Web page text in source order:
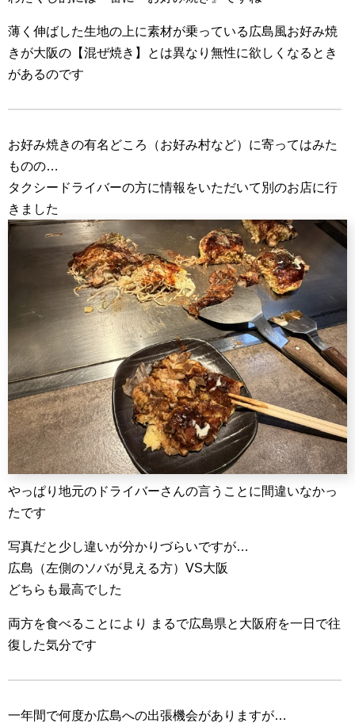
薄く伸ばした生地の上に素材が乗っている広島風お好み焼
きが大阪の【混ぜ焼き】とは異なり無性に欲しくなるとき
があるのです
お好み焼きの有名どころ（お好み村など）に寄ってはみた
ものの…
タクシードライバーの方に情報をいただいて別のお店に行
きました
やっぱり地元のドライバーさんの言うことに間違いなかっ
たです
写真だと少し違いが分かりづらいですが…
広島（左側のソバが見える方）VS大阪
どちらも最高でした
両方を食べることにより まるで広島県と大阪府を一日で往
復した気分です
一年間で何度か広島への出張機会がありますが…